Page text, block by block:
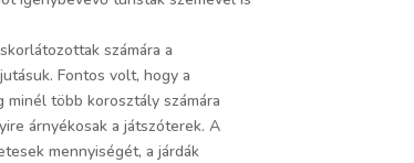
számára a
Fontos volt, hogy a
minél több korosztály számára
árnyékosak a játszóterek. A
mennyiségét, a járdák